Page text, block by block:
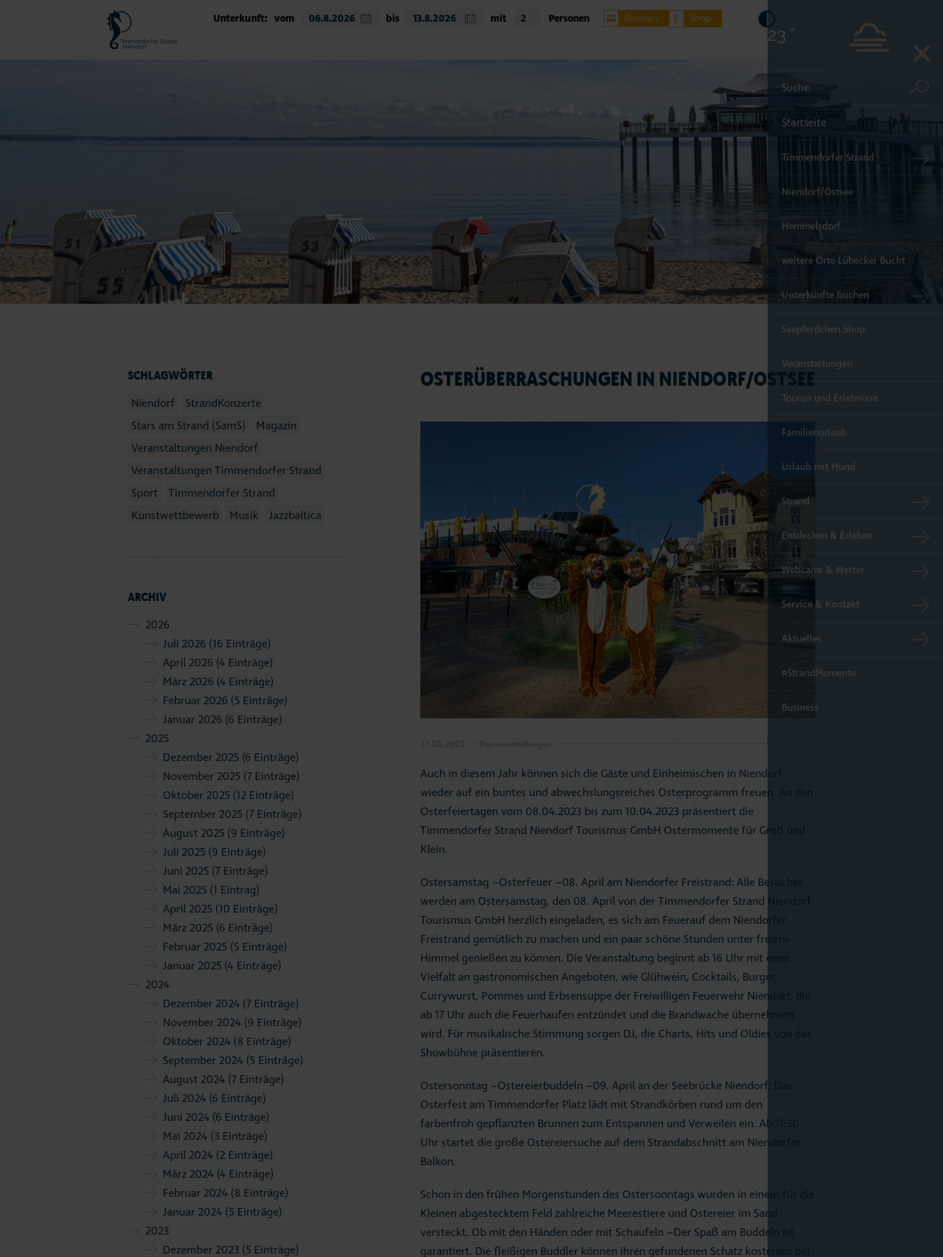
Unterkunft: vom bis mit Personen Buchen Shop
23 °
Startseite
Timmendorfer Strand
Niendorf/Ostsee
Hemmelsdorf
weitere Orte Lübecker Bucht
Unterkünfte buchen
Seepferdchen Shop
Veranstaltungen
Touren und Erlebnisse
Familienurlaub
Urlaub mit Hund
Strand
Entdecken & Erleben
Webcams & Wetter
Service & Kontakt
Aktuelles
#StrandMomente
Business
SCHLAGWÖRTER
Niendorf
StrandKonzerte
Stars am Strand (SamS)
Magazin
Veranstaltungen Niendorf
Veranstaltungen Timmendorfer Strand
Sport
Timmendorfer Strand
Kunstwettbewerb
Musik Jazzbaltica
ARCHIV
2026
Juli 2026 (16 Einträge)
April 2026 (4 Einträge)
März 2026 (4 Einträge)
Februar 2026 (5 Einträge)
Januar 2026 (6 Einträge)
2025
Dezember 2025 (6 Einträge)
November 2025 (7 Einträge)
Oktober 2025 (12 Einträge)
September 2025 (7 Einträge)
August 2025 (9 Einträge)
Juli 2025 (9 Einträge)
Juni 2025 (7 Einträge)
Mai 2025 (1 Eintrag)
April 2025 (10 Einträge)
März 2025 (6 Einträge)
Februar 2025 (5 Einträge)
Januar 2025 (4 Einträge)
2024
Dezember 2024 (7 Einträge)
November 2024 (9 Einträge)
Oktober 2024 (8 Einträge)
September 2024 (5 Einträge)
August 2024 (7 Einträge)
Juli 2024 (6 Einträge)
Juni 2024 (6 Einträge)
Mai 2024 (3 Einträge)
April 2024 (2 Einträge)
März 2024 (4 Einträge)
Februar 2024 (8 Einträge)
Januar 2024 (5 Einträge)
2023
Dezember 2023 (5 Einträge)
OSTERÜBERRASCHUNGEN IN NIENDORF/OSTSEE
Auch in diesem Jahr können sich die Gäste und Einheimischen in Niendorf
wieder auf ein buntes und abwechslungsreiches Osterprogramm freuen. An den
Osterfeiertagen vom 08.04.2023 bis zum 10.04.2023 präsentiert die
Timmendorfer Strand Niendorf Tourismus GmbH Ostermomente für Groß und
Klein.
Ostersamstag –Osterfeuer –08. April am Niendorfer Freistrand: Alle Besucher
werden am Ostersamstag, den 08. April von der Timmendorfer Strand Niendorf
Tourismus GmbH herzlich eingeladen, es sich am Feuerauf dem Niendorfer
Freistrand gemütlich zu machen und ein paar schöne Stunden unter freiem
Himmel genießen zu können. Die Veranstaltung beginnt ab 16 Uhr mit einer
Vielfalt an gastronomischen Angeboten, wie Glühwein, Cocktails, Burger,
Currywurst, Pommes und Erbsensuppe der Freiwilligen Feuerwehr Niendorf, die
ab 17 Uhr auch die Feuerhaufen entzündet und die Brandwache übernehmen
wird. Für musikalische Stimmung sorgen DJ, die Charts, Hits und Oldies von der
Showbühne präsentieren.
Ostersonntag –Ostereierbuddeln –09. April an der Seebrücke Niendorf: Das
Osterfest am Timmendorfer Platz lädt mit Strandkörben rund um den
farbenfroh gepflanzten Brunnen zum Entspannen und Verweilen ein. Ab 11:30
Uhr startet die große Ostereiersuche auf dem Strandabschnitt am Niendorfer
Balkon.
Schon in den frühen Morgenstunden des Ostersonntags wurden in einem für die
Kleinen abgestecktem Feld zahlreiche Meerestiere und Ostereier im Sand
versteckt. Ob mit den Händen oder mit Schaufeln –Der Spaß am Buddeln ist
garantiert. Die fleißigen Buddler können ihren gefundenen Schatz kostenlos bei